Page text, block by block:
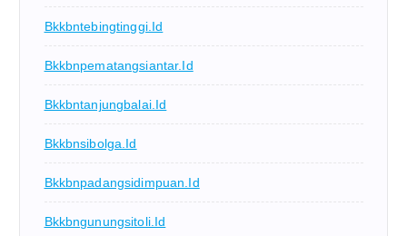
Bkkbntebingtinggi.id
Bkkbnpematangsiantar.id
Bkkbntanjungbalai.id
Bkkbnsibolga.id
Bkkbnpadangsidimpuan.id
Bkkbngunungsitoli.id